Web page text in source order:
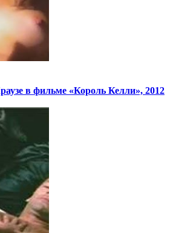
в фильме «Король Келли», 2012